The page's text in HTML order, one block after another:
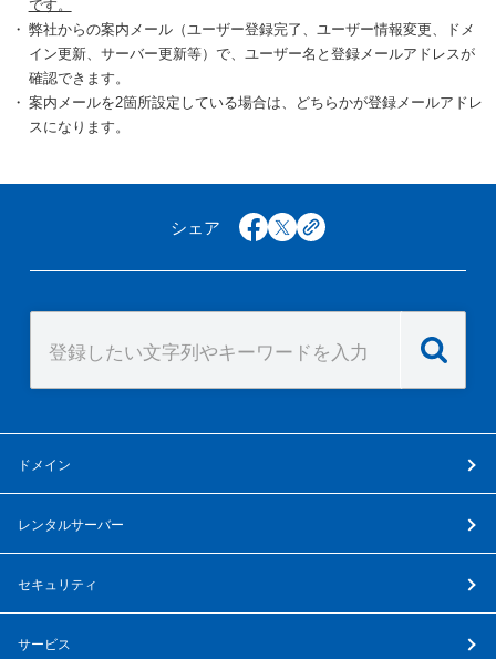
です。
弊社からの案内メール（ユーザー登録完了、ユーザー情報変更、ドメ
イン更新、サーバー更新等）で、ユーザー名と登録メールアドレスが
確認できます。
案内メールを2箇所設定している場合は、どちらかが登録メールアドレ
スになります。
シェア facebook
x copy
ドメイン
レンタルサーバー
セキュリティ
サービス